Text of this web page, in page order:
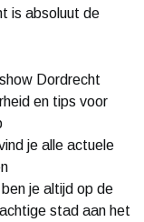
is absoluut de
Dordrecht
en tips voor
je alle actuele
je altijd op de
stad aan het